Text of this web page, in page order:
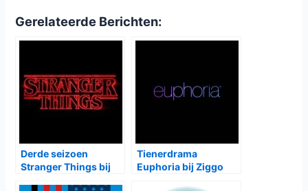
Gerelateerde Berichten:
Derde seizoen
Stranger Things bij
Tienerdrama
Euphoria bij Ziggo